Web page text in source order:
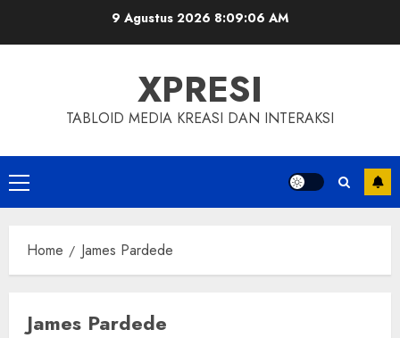
9 Agustus 2026 8:09:07 AM
XPRESI
TABLOID MEDIA KREASI DAN INTERAKSI
Primary
Menu
Home James Pardede
James Pardede